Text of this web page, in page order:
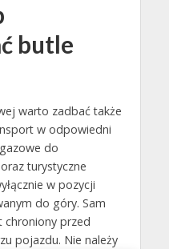
butle
warto zadbać także
w odpowiedni
do
turystyczne
w pozycji
do góry. Sam
chroniony przed
pojazdu. Nie należy